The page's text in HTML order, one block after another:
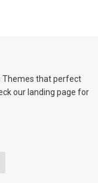
Themes that perfect
our landing page for